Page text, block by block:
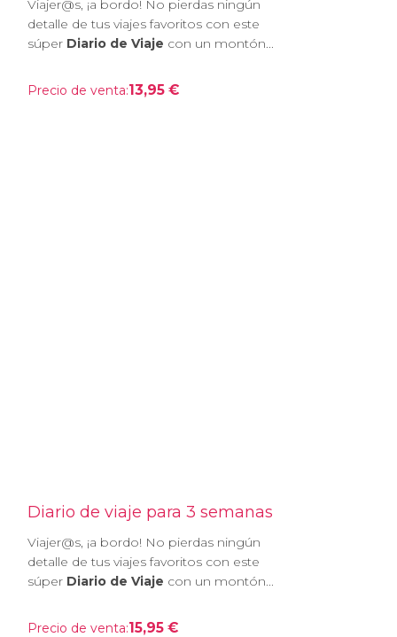
Viajer@s, ¡a bordo! No pierdas ningún
detalle de tus viajes favoritos con este
súper Diario de Viaje con un montón...
Precio de venta:13,95 €
Diario de viaje para 3 semanas
Viajer@s, ¡a bordo! No pierdas ningún
detalle de tus viajes favoritos con este
súper Diario de Viaje con un montón...
Precio de venta:15,95 €